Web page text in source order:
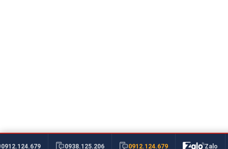
0912.124.679 0938.125.206 0912.124.679 Zalo